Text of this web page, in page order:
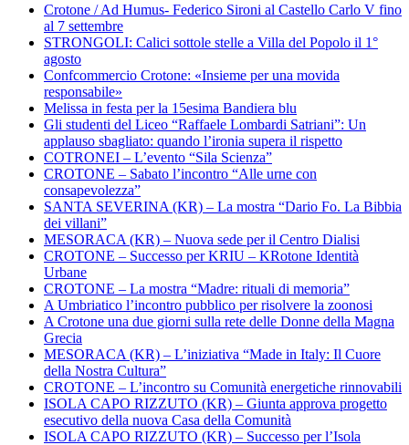
Crotone / Ad Humus- Federico Sironi al Castello Carlo V fino
al 7 settembre
STRONGOLI: Calici sottole stelle a Villa del Popolo il 1°
agosto
Confcommercio Crotone: «Insieme per una movida
responsabile»
Melissa in festa per la 15esima Bandiera blu
Gli studenti del Liceo “Raffaele Lombardi Satriani”: Un
applauso sbagliato: quando l’ironia supera il rispetto
COTRONEI – L’evento “Sila Scienza”
CROTONE – Sabato l’incontro “Alle urne con
consapevolezza”
SANTA SEVERINA (KR) – La mostra “Dario Fo. La Bibbia
dei villani”
MESORACA (KR) – Nuova sede per il Centro Dialisi
CROTONE – Successo per KRIU – KRotone Identità
Urbane
CROTONE – La mostra “Madre: rituali di memoria”
A Umbriatico l’incontro pubblico per risolvere la zoonosi
A Crotone una due giorni sulla rete delle Donne della Magna
Grecia
MESORACA (KR) – L’iniziativa “Made in Italy: Il Cuore
della Nostra Cultura”
CROTONE – L’incontro su Comunità energetiche rinnovabili
ISOLA CAPO RIZZUTO (KR) – Giunta approva progetto
esecutivo della nuova Casa della Comunità
ISOLA CAPO RIZZUTO (KR) – Successo per l’Isola